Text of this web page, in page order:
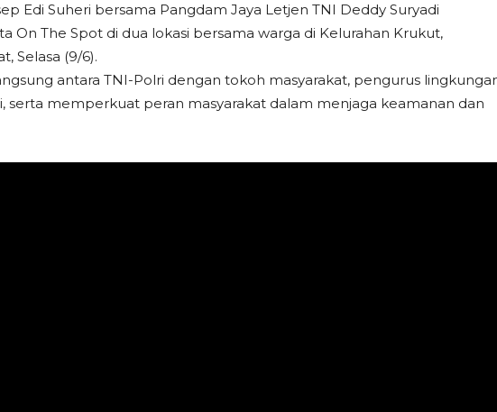
Edi Suheri bersama Pangdam Jaya Letjen TNI Deddy Suryadi
On The Spot di dua lokasi bersama warga di Kelurahan Krukut,
Selasa (9/6).
antara TNI-Polri dengan tokoh masyarakat, pengurus
serta memperkuat peran masyarakat dalam menjaga keamanan dan